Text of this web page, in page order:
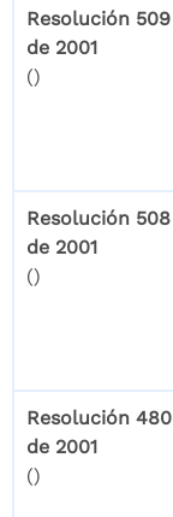
Resolución 509
de 2001
()
Resolución 508
de 2001
()
Resolución 480
de 2001
()